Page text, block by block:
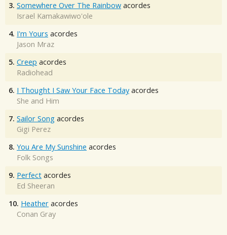
3. Somewhere Over The Rainbow acordes
Israel Kamakawiwo'ole
4. I'm Yours acordes
Jason Mraz
5. Creep acordes
Radiohead
6. I Thought I Saw Your Face Today acordes
She and Him
7. Sailor Song acordes
Gigi Perez
8. You Are My Sunshine acordes
Folk Songs
9. Perfect acordes
Ed Sheeran
10. Heather acordes
Conan Gray